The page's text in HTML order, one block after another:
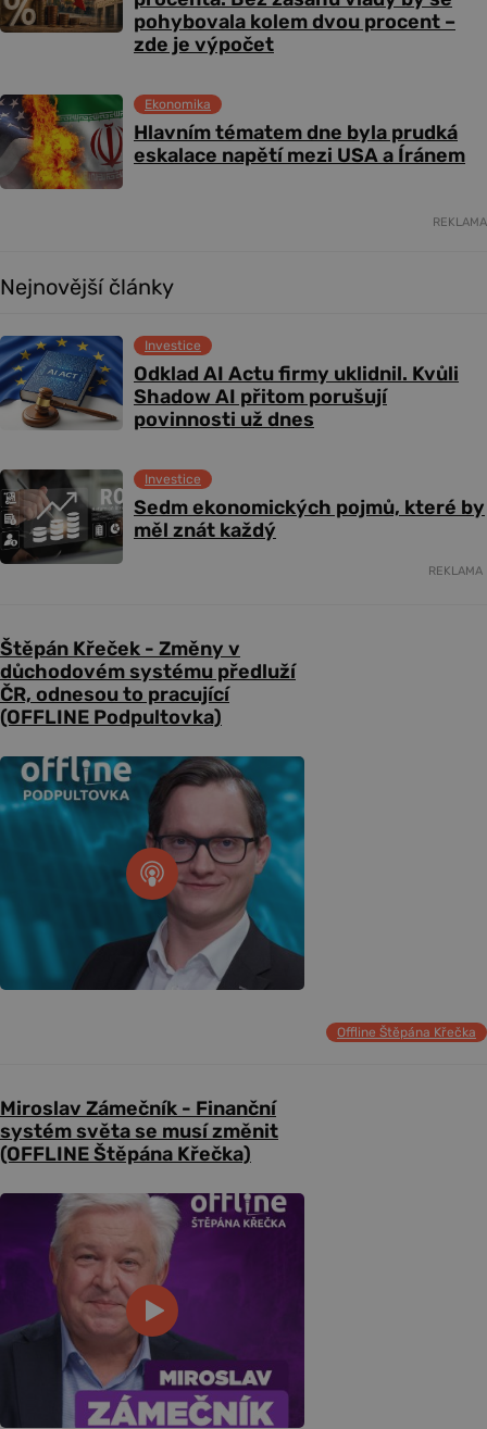
pohybovala kolem dvou procent –
zde je výpočet
Hlavním tématem dne byla prudká
eskalace napětí mezi USA a Íránem
Ekonomika
REKLAMA
Nejnovější články
Odklad AI Actu firmy uklidnil. Kvůli
Shadow AI přitom porušují
povinnosti už dnes
Investice
Sedm ekonomických pojmů, které by
měl znát každý
Investice
REKLAMA
Štěpán Křeček - Změny v
důchodovém systému předluží
ČR, odnesou to pracující
(OFFLINE Podpultovka)
Offline Štěpána Křečka
Miroslav Zámečník - Finanční
systém světa se musí změnit
(OFFLINE Štěpána Křečka)